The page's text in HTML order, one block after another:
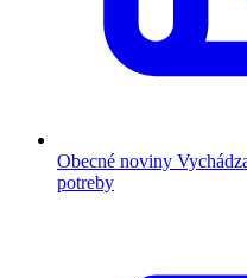
Obecné noviny
potreby